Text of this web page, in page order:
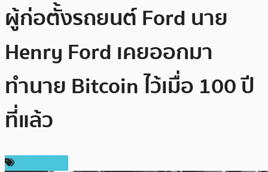
ผู้ก่อตั้งรถยนต์ Ford นาย
Henry Ford เคยออกมา
ทำนาย Bitcoin ไว้เมื่อ 100 ปี
ที่แล้ว